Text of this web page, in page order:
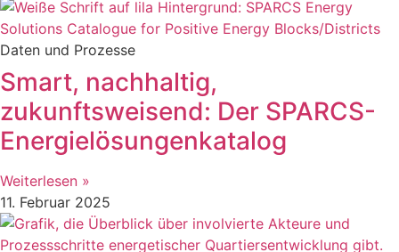
Daten und Prozesse
Smart, nachhaltig,
zukunftsweisend: Der SPARCS-
Energielösungenkatalog
Weiterlesen »
11. Februar 2025